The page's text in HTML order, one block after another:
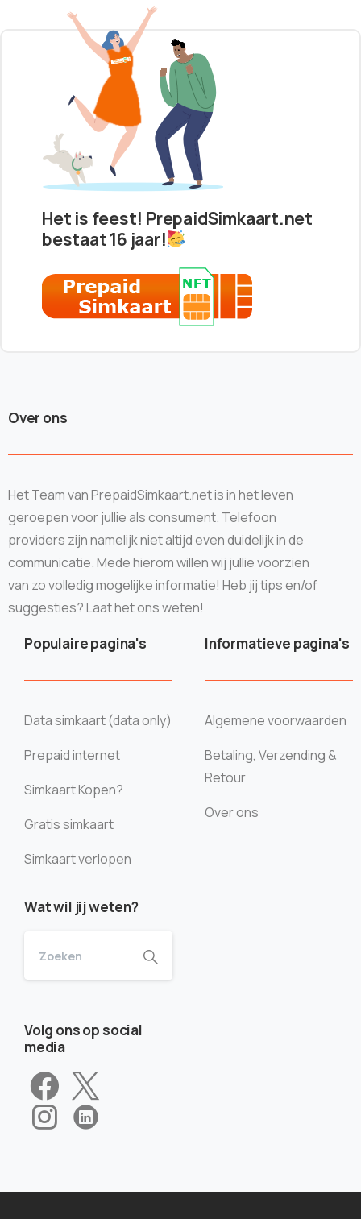
Het is feest! PrepaidSimkaart.net
bestaat 16 jaar!
Over ons
Het Team van PrepaidSimkaart.net is in het leven
geroepen voor jullie als consument. Telefoon
providers zijn namelijk niet altijd even duidelijk in de
communicatie. Mede hierom willen wij jullie voorzien
van zo volledig mogelijke informatie! Heb jij tips en/of
suggesties? Laat het ons weten!
Populaire pagina's
Data simkaart (data only)
Prepaid internet
Simkaart Kopen?
Gratis simkaart
Simkaart verlopen
Informatieve pagina's
Algemene voorwaarden
Betaling, Verzending &
Retour
Over ons
Wat wil jij weten?
Volg ons op social
media